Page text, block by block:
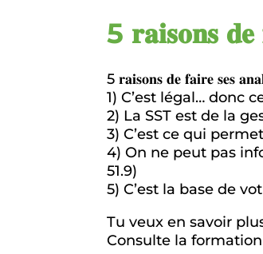
5 𝐫𝐚𝐢𝐬𝐨𝐧𝐬 𝐝𝐞
5 𝐫𝐚𝐢𝐬𝐨𝐧𝐬 𝐝𝐞 𝐟𝐚𝐢𝐫𝐞 𝐬𝐞𝐬
1) C’est légal… donc
2) La SST est de la
3) C’est ce qui
4) On ne peut pas
51.9)
5) C’est la base de
Tu veux en savoir
Consulte la